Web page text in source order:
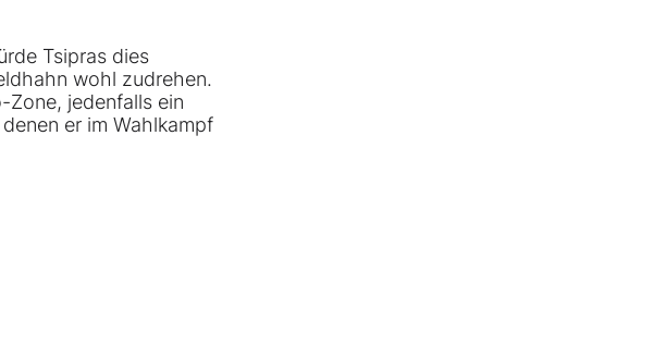
Tsipras dies
wohl zudrehen.
Zone, jedenfalls ein
er im Wahlkampf